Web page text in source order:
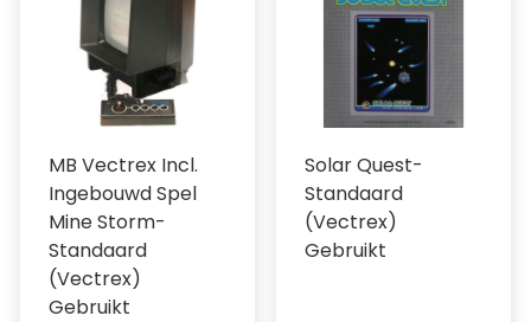
MB Vectrex Incl.
Ingebouwd Spel
Mine Storm-
Standaard
(Vectrex)
Gebruikt
Solar Quest-
Standaard
(Vectrex)
Gebruikt